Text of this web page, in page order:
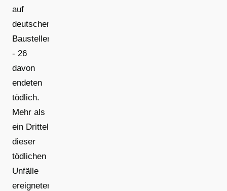
auf
deutschen
Baustellen
- 26
davon
endeten
tödlich.
Mehr als
ein Drittel
dieser
tödlichen
Unfälle
ereigneten